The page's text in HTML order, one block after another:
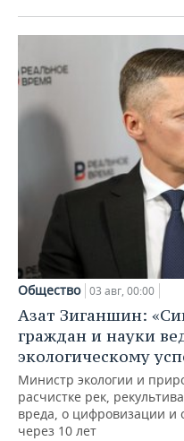
Общество 03 авг, 00:00
Азат Зиганшин:
граждан и науки
экологическому
Министр экологии и
расчистке рек,
вреда, о цифровизации и
через 10 лет